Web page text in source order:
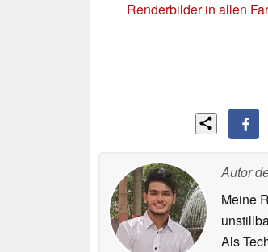
Renderbilder in allen
Autor
Meine
Als